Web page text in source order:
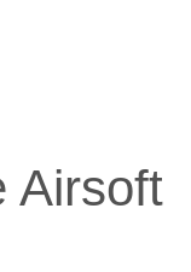
Airsoft